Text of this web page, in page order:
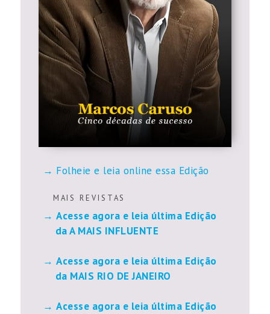
Folheie e leia online essa Edição
M A I S R E V I S T A S
Acesse agora e leia última Edição
da A MAIS INFLUENTE
Acesse agora e leia última Edição
da MAIS RIO DE JANEIRO
Acesse agora e leia última Edição